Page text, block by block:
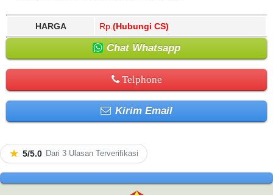
HARGA Rp. (Hubungi CS)
Chat Whatsapp
Telphone
Kirim Email
★ 5/5.0 Dari 3 Ulasan Terverifikasi